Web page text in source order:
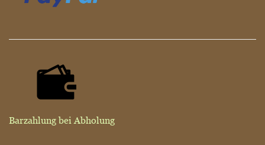
Barzahlung bei Abholung